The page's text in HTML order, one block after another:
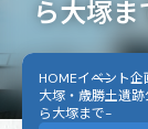
ら大塚
HOMEイベント企
大塚・歳勝土遺
ら大塚まで-